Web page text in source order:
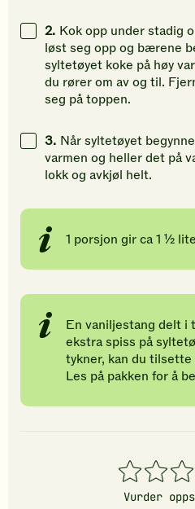
2. Kok opp under stadig
løst seg opp og bærene
syltetøyet koke på høy
du rører om av og til.
seg på toppen.
3. Når syltetøyet
varmen og heller det på
lokk og avkjøl helt.
1 porsjon gir ca 1 ½
En vaniljestang delt i
ekstra spiss på
tykner, kan du
Les på pakken for å
1
stjerner
2
stjerner
3
Vurder